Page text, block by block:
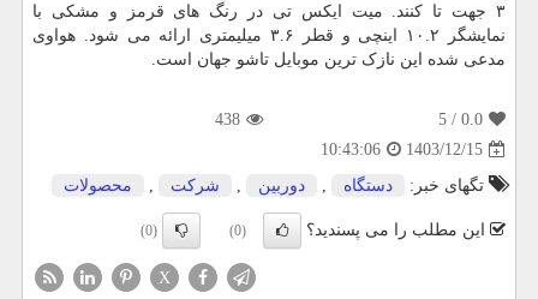
۳ جهت تا کنند. میت ایکس تی در رنگ های قرمز و مشکی با
نمایشگر ۱۰.۲ اینچی و قطر ۳.۶ میلیمتری ارائه می شود. هواوی
مدعی شده این نازک ترین موبایل تاشو جهان است.
0.0
/ 5
438
1403/12/15
10:43:06
تگهای خبر:
دستگاه , دوربین , شركت , محصولات
این مطلب را می پسندید؟ (0)
(0)
X